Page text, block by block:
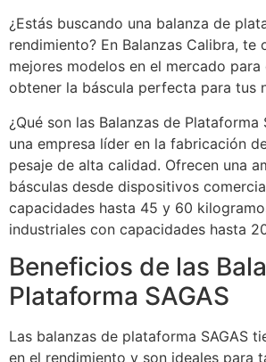
¿Estás buscando una balanza de
rendimiento? En Balanzas Calibra, te
mejores modelos en el mercado para
obtener la báscula perfecta para tus
¿Qué son las Balanzas de Plataforma
una empresa líder en la fabricación
pesaje de alta calidad. Ofrecen una
básculas desde dispositivos
capacidades hasta 45 y 60
industriales con capacidades hasta
Beneficios de las
Plataforma SAGAS
Las balanzas de plataforma SAGAS
en el rendimiento y son ideales para